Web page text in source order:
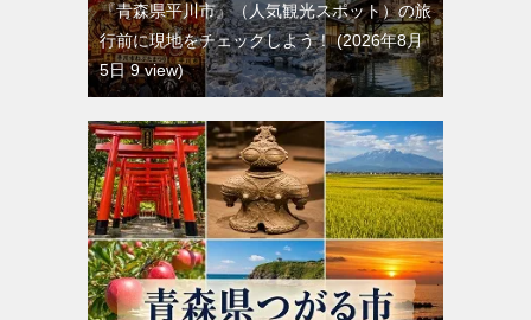
『青森県平川市』（人気観光スポット）の旅
行前に現地をチェックしよう！ 2026年8月
5日 9 view